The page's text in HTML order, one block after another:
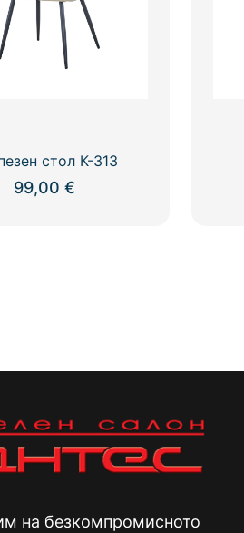
on
the
product
стол К-313
99,00€
на безкомпромисното